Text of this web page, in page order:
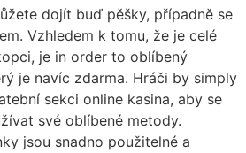
dojít buď pěšky, případně se
Vzhledem k tomu, že je celé
je in order to oblíbený
je navíc zdarma. Hráči by simply
sekci online kasina, aby se
své oblíbené metody.
jsou snadno použitelné a